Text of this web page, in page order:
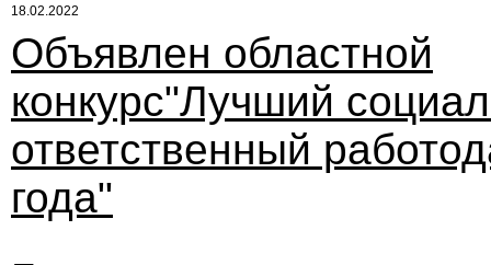
18.02.2022
Объявлен областной
конкурс"Лучший
ответственный
года"